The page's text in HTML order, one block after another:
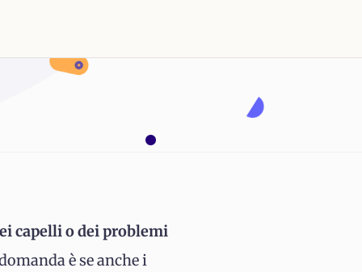
capelli o dei problemi
è se anche i